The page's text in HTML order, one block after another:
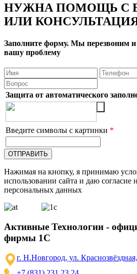
НУЖНА ПОМОЩЬ С
ИЛИ
Заполните форму. Мы перезвоним
вашу проблему
Защита от автоматического
Введите символы с картинки *
Нажимая на кнопку, я принимаю
использовании сайта и даю согласие
персональных данных
Активные Технологии -
фирмы 1С
г. Н.Новгород, ул.